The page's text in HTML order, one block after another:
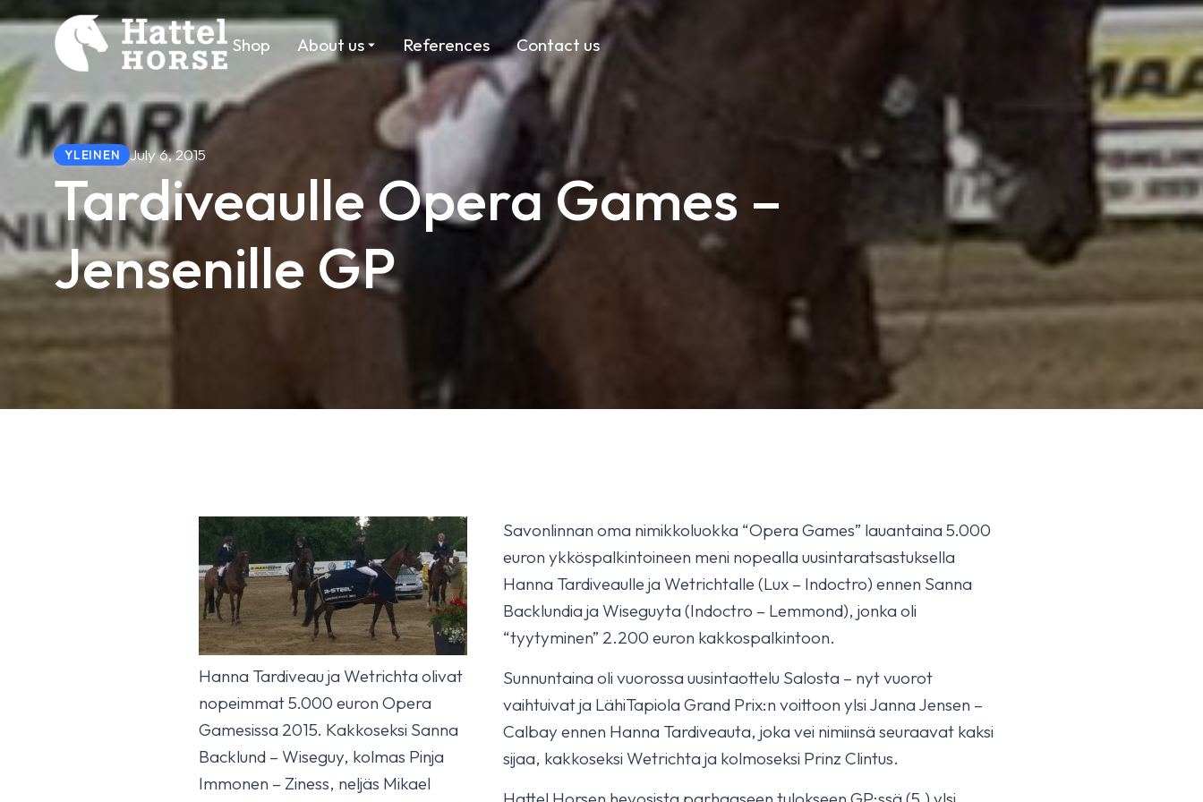
Shop About us References Contact us
YLEINEN July 6, 2015
Tardiveaulle Opera Games –
Jensenille GP
Hanna Tardiveau ja Wetrichta olivat
nopeimmat 5.000 euron Opera
Gamesissa 2015. Kakkoseksi Sanna
Backlund – Wiseguy, kolmas Pinja
Immonen – Ziness, neljäs Mikael
Savonlinnan oma nimikkoluokka “Opera Games” lauantaina 5.000
euron ykköspalkintoineen meni nopealla uusintaratsastuksella
Hanna Tardiveaulle ja Wetrichtalle (Lux – Indoctro) ennen Sanna
Backlundia ja Wiseguyta (Indoctro – Lemmond), jonka oli
“tyytyminen” 2.200 euron kakkospalkintoon.
Sunnuntaina oli vuorossa uusintaottelu Salosta – nyt vuorot
vaihtuivat ja LähiTapiola Grand Prix:n voittoon ylsi Janna Jensen –
Calbay ennen Hanna Tardiveauta, joka vei nimiinsä seuraavat kaksi
sijaa, kakkoseksi Wetrichta ja kolmoseksi Prinz Clintus.